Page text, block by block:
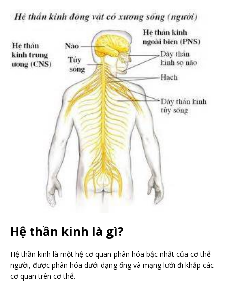
Hệ thần kinh là gì?
Hệ thần kinh là một hệ cơ quan phân hóa bậc nhất của cơ thể
người, được phân hóa dưới dạng ống và mạng lưới đi khắp các
cơ quan trên cơ thể.